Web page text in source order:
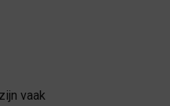
vaak